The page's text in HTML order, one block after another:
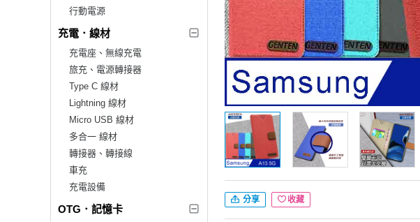
行動電源
充電．線材
充電座、無線充電
旅充、電源轉接器
Type C 線材
Lightning 線材
Micro USB 線材
多合一 線材
轉接器、轉接線
車充
充電設備
OTG．記憶卡
分享 收藏